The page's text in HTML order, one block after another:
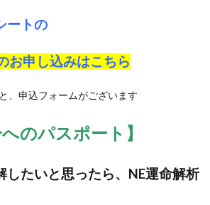
ートの
お申し込みはこちら
、申込フォームがございます
のパスポート】
したいと思ったら、NE運命解析